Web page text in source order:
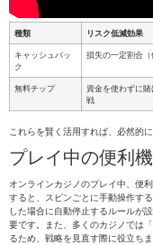
種類 リスク低減効果
キャッシュバッ
ク
損失の一定割合（
無料チップ 資金を使わずに賭
戦
これらを賢く活用すれば、必然的
プレイ中の便利
オンラインカジノのプレイ中、便
すると、スピンごとに手動操作す
した場合に自動停止するルールが
要です。また、多くのカジノでは
るため、戦略を見直す際に役立ちま